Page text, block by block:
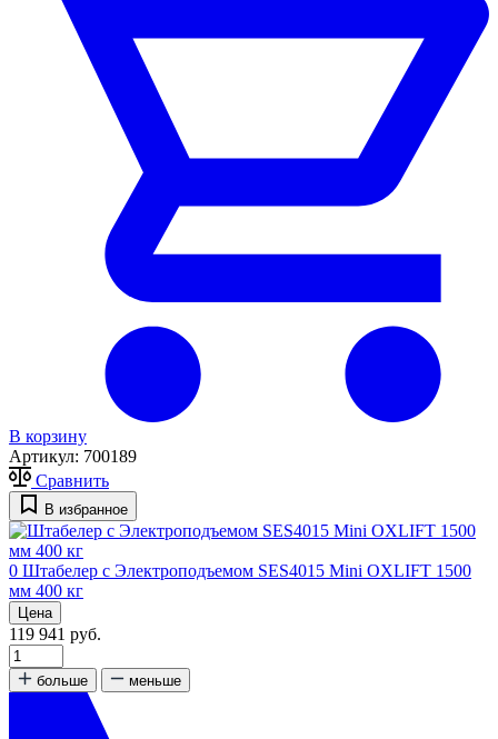
В корзину
Артикул: 700189
Сравнить
В избранное
0 Штабелер с Электроподъемом SES4015 Mini OXLIFT 1500
мм 400 кг
Цена
119 941 руб.
больше меньше